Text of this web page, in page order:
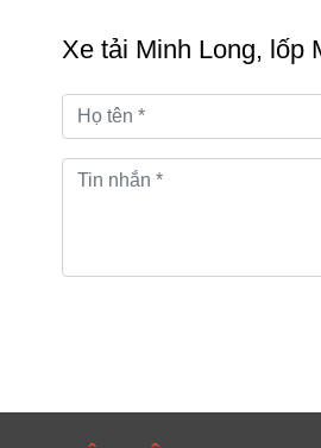
Xe tải Minh Long, lốp